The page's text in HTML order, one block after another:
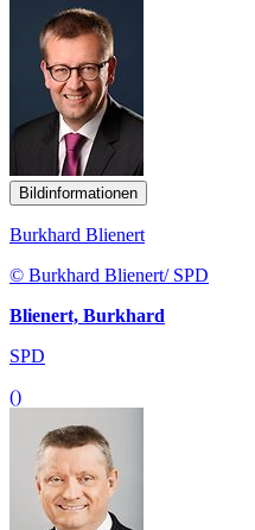
Bildinformationen
Burkhard Blienert
© Burkhard Blienert/ SPD
Blienert, Burkhard
SPD
()